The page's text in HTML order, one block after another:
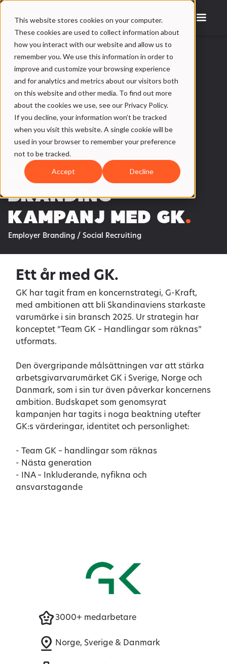
This website stores cookies on your computer.
These cookies are used to collect information about
how you interact with our website and allow us to
remember you. We use this information in order to
improve and customize your browsing experience
and for analytics and metrics about our visitors both
on this website and other media. To find out more
about the cookies we use, see our Privacy Policy.
If you decline, your information won’t be tracked
when you visit this website. A single cookie will be
used in your browser to remember your preference
not to be tracked.
Accept Decline
EMPLOYER
BRANDING-
KAMPANJ MED GK.
Employer Branding / Social Recruiting
Ett år med GK.
GK har tagit fram en koncernstrategi, G-Kraft,
med ambitionen att bli Skandinaviens starkaste
varumärke i sin bransch 2025. Ur strategin har
konceptet “Team GK – Handlingar som räknas”
utformats.
Den övergripande målsättningen var att stärka
arbetsgivarvarumärket GK i Sverige, Norge och
Danmark, som i sin tur även påverkar koncernens
ambition. Budskapet som genomsyrat
kampanjen har tagits i noga beaktning utefter
GK:s värderingar, identitet och personlighet:
- Team GK – handlingar som räknas
- Nästa generation
- INA – Inkluderande, nyfikna och
ansvarstagande
3000+ medarbetare
Norge, Sverige & Danmark